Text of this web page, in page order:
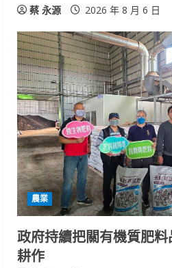
蔡 永源 2026 年 8 月 6 日
農業
政府持續把關有機質肥
耕作